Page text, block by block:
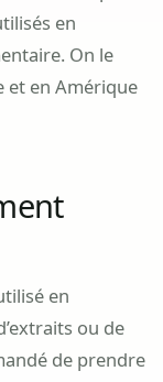
en
On le
et en Amérique
en
ou de
de prendre